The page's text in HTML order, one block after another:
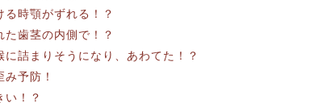
る時顎がずれる！？
た歯茎の内側で！？
に詰まりそうになり、あわてた！？
み予防！
い！？